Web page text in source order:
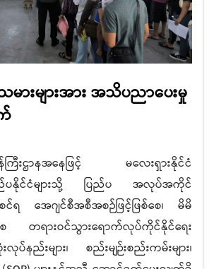
ားများအား အသိပညာပေးမှု
ကြီးဌာနအနေဖြင့် မလေးရှားနိုင်ငံ
ပနိုင်ငံများသို့ ပြည်ပ အလုပ်အကိုင်
ရ အေဂျင်စီအစီအစဉ်ဖြင့်ဖြစ်စေ၊ မိမိ
ေ တရားဝင်သွားရောက်လုပ်ကိုင်နိုင်ရေး
းများ၊ စည်းမျဉ်းစည်းကမ်းများ၊